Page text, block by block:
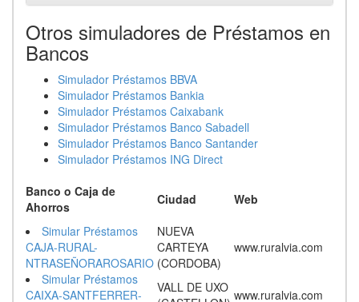
Otros simuladores de Préstamos en
Bancos
Simulador Préstamos BBVA
Simulador Préstamos Bankia
Simulador Préstamos Caixabank
Simulador Préstamos Banco Sabadell
Simulador Préstamos Banco Santander
Simulador Préstamos ING Direct
Banco o Caja de
Ahorros
Ciudad
Web
Simular Préstamos
CAJA-RURAL-
NTRASEÑORAROSARIO
NUEVA
CARTEYA
(CORDOBA)
www.ruralvia.com
Simular Préstamos
CAIXA-SANTFERRER-
VALL DE UXO www.ruralvia.com